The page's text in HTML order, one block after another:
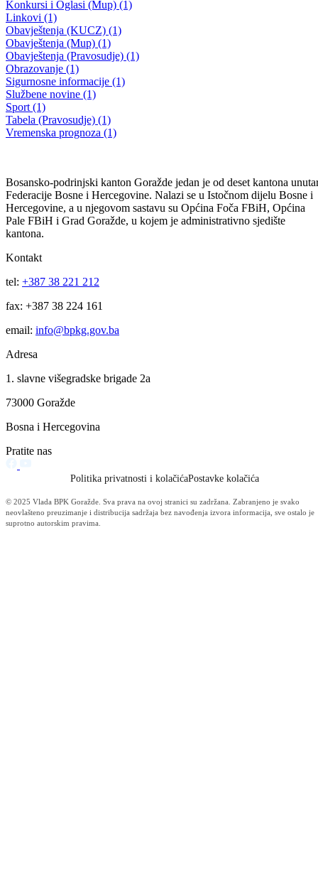
Javni oglas za dodjelu slobodnih licenci i dopunskih taksi oznaka za
vršenje taksi prijevoza na području BPK Goražde
22.11.2023